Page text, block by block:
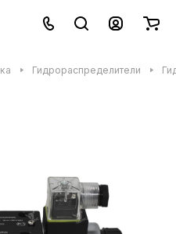
Гидрораспределители